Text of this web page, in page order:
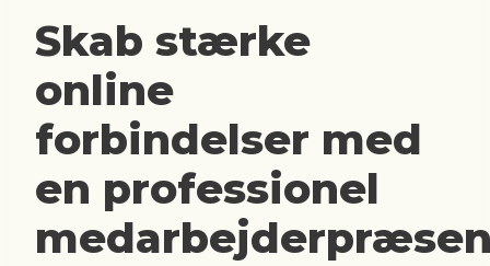
Skab stærke
online
forbindelser med
en professionel